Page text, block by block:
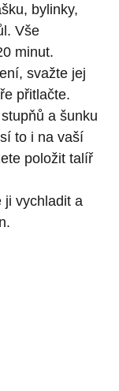
bylinky,
Vše
minut.
svažte jej
přitlačte.
a šunku
to i na vaší
položit talíř
ji vychladit a